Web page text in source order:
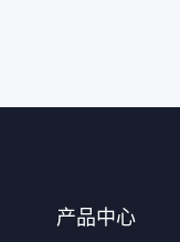
产品中心